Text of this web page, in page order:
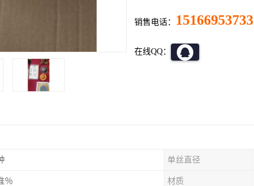
销售电话： 15166953733
在线QQ：
单丝直径
％ 材质